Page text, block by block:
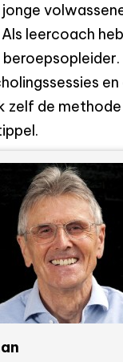
leercoach
zelf de